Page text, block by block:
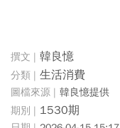
韓良憶
生活消費
韓良憶提供
1530期